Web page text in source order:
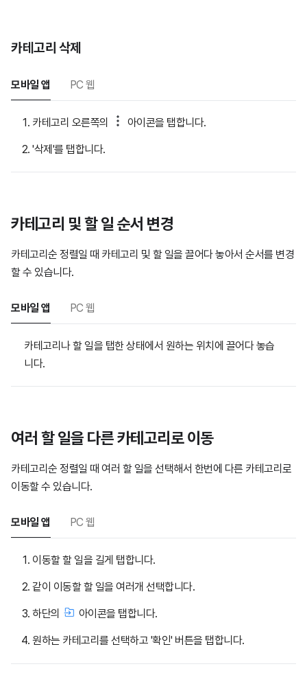
카테고리 삭제
모바일 앱 PC 웹
카테고리 오른쪽의 아이콘을 탭합니다.
'삭제'를 탭합니다.
카테고리 및 할 일 순서 변경
카테고리순 정렬일 때 카테고리 및 할 일을 끌어다 놓아서 순서를 변경
할 수 있습니다.
모바일 앱 PC 웹
카테고리나 할 일을 탭한 상태에서 원하는 위치에 끌어다 놓습
니다.
여러 할 일을 다른 카테고리로 이동
카테고리순 정렬일 때 여러 할 일을 선택해서 한번에 다른 카테고리로
이동할 수 있습니다.
모바일 앱 PC 웹
이동할 할 일을 길게 탭합니다.
같이 이동할 할 일을 여러개 선택합니다.
하단의 아이콘을 탭합니다.
원하는 카테고리를 선택하고 '확인' 버튼을 탭합니다.